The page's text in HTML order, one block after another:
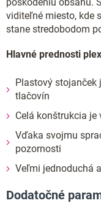
viditeľné miesto, kde
stane stredobodom
Hlavné prednosti
Plastový stojanček
tlačovín
Celá konštrukcia
Vďaka svojmu
pozornosti
Veľmi jednoduchá
Dodatočné